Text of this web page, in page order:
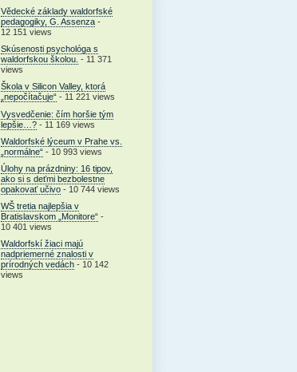
Vědecké základy waldorfské
pedagogiky, G. Assenza -
12 151 views
Skúsenosti psychológa s
waldorfskou školou. - 11 371
views
Škola v Silicon Valley, ktorá
„nepočítačuje“ - 11 221 views
Vysvedčenie: čím horšie tým
lepšie…? - 11 169 views
Waldorfské lýceum v Prahe vs.
„normálne“ - 10 993 views
Úlohy na prázdniny: 16 tipov,
ako si s deťmi bezbolestne
opakovať učivo - 10 744 views
WŠ tretia najlepšia v
Bratislavskom „Monitore“ -
10 401 views
Waldorfskí žiaci majú
nadpriemerné znalosti v
prírodných vedách - 10 142
views